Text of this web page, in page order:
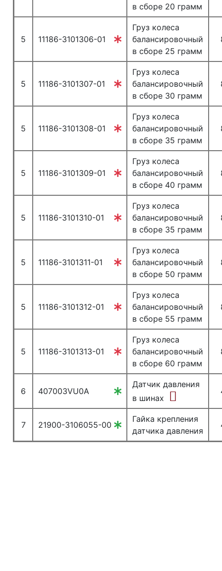
в сборе 20 грамм
5 11186-3101306-01
Груз колеса
балансировочный
в сборе 25 грамм
5 11186-3101307-01
Груз колеса
балансировочный
в сборе 30 грамм
5 11186-3101308-01
Груз колеса
балансировочный
в сборе 35 грамм
5 11186-3101309-01
Груз колеса
балансировочный
в сборе 40 грамм
5 11186-3101310-01
Груз колеса
балансировочный
в сборе 35 грамм
5 11186-3101311-01
Груз колеса
балансировочный
в сборе 50 грамм
5 11186-3101312-01
Груз колеса
балансировочный
в сборе 55 грамм
5 11186-3101313-01
Груз колеса
балансировочный
в сборе 60 грамм
6 407003VU0A
Датчик давления
в шинах
7 21900-3106055-00
Гайка крепления
датчика давления